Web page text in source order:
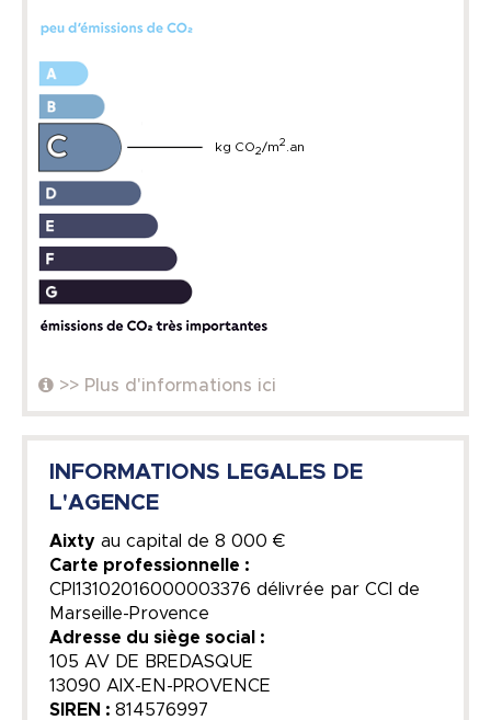
kg CO2/m2 .an
>> Plus d'informations ici
INFORMATIONS LEGALES DE
L'AGENCE
Aixty au capital de 8 000 €
Carte professionnelle :
CPI13102016000003376 délivrée par CCI de
Marseille-Provence
Adresse du siège social :
105 AV DE BREDASQUE
13090 AIX-EN-PROVENCE
SIREN : 814576997